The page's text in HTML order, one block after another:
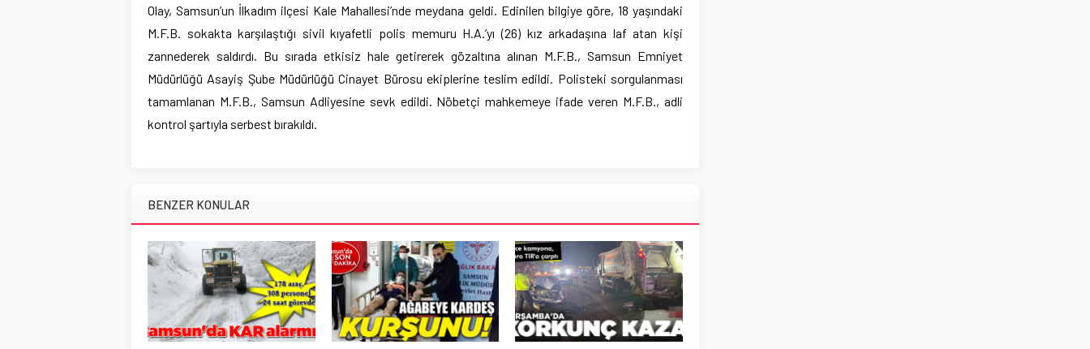
Olay, Samsun’un İlkadım ilçesi Kale Mahallesi’nde meydana geldi. Edinilen bilgiye göre, 18 yaşındaki
M.F.B. sokakta karşılaştığı sivil kıyafetli polis memuru H.A.’yı (26) kız arkadaşına laf atan kişi
zannederek saldırdı. Bu sırada etkisiz hale getirerek gözaltına alınan M.F.B., Samsun Emniyet
Müdürlüğü Asayiş Şube Müdürlüğü Cinayet Bürosu ekiplerine teslim edildi. Polisteki sorgulanması
tamamlanan M.F.B., Samsun Adliyesine sevk edildi. Nöbetçi mahkemeye ifade veren M.F.B., adli
kontrol şartıyla serbest bırakıldı.
BENZER KONULAR